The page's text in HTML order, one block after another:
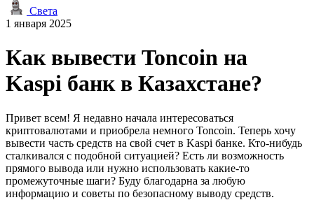
Света
1 января 2025
Как вывести Toncoin на
Kaspi банк в Казахстане?
Привет всем! Я недавно начала интересоваться
криптовалютами и приобрела немного Toncoin. Теперь хочу
вывести часть средств на свой счет в Kaspi банке. Кто-нибудь
сталкивался с подобной ситуацией? Есть ли возможность
прямого вывода или нужно использовать какие-то
промежуточные шаги? Буду благодарна за любую
информацию и советы по безопасному выводу средств.